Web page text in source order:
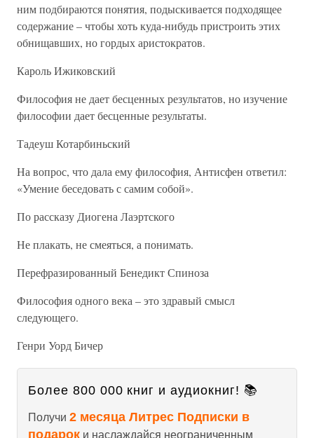
ним подбираются понятия, подыскивается подходящее
содержание – чтобы хоть куда-нибудь пристроить этих
обнищавших, но гордых аристократов.
Кароль Ижиковский
Философия не дает бесценных результатов, но изучение
философии дает бесценные результаты.
Тадеуш Котарбиньский
На вопрос, что дала ему философия, Антисфен ответил:
«Умение беседовать с самим собой».
По рассказу Диогена Лаэртского
Не плакать, не смеяться, а понимать.
Перефразированный Бенедикт Спиноза
Философия одного века – это здравый смысл
следующего.
Генри Уорд Бичер
Более 800 000 книг и аудиокниг! 📚
Получи 2 месяца Литрес Подписки в
подарок и наслаждайся неограниченным